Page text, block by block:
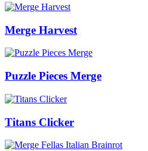
Merge Harvest
Puzzle Pieces Merge
Titans Clicker